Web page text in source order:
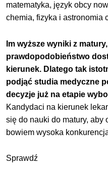
matematyka, język obcy
chemia, fizyka i astronomia
Im wyższe wyniki z
prawdopodobieństwo
kierunek. Dlatego tak
podjąć studia medyczne
decyzje już na etapie
Kandydaci na kierunek
się do nauki do matury,
bowiem wysoka
Sprawdź